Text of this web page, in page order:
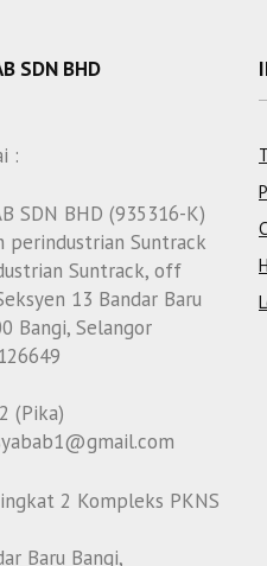
SDN BHD
:
SDN BHD (935316-K)
perindustrian Suntrack
Suntrack, off
13 Bandar Baru
Bangi, Selangor
(Pika)
2 Kompleks PKNS
Baru Bangi,